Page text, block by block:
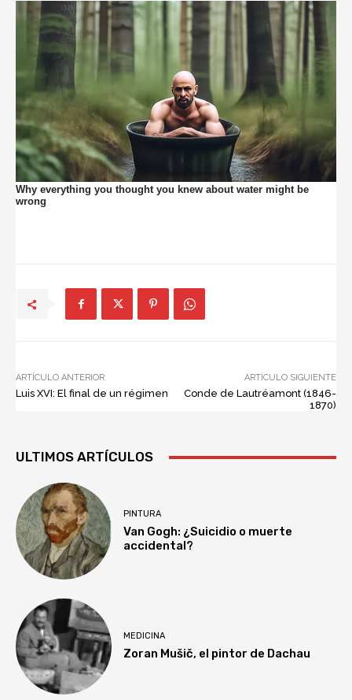
ARTÍCULO ANTERIOR
Luis XVI: El final de un régimen
ARTÍCULO SIGUIENTE
Conde de Lautréamont (1846-
1870)
ULTIMOS ARTÍCULOS
PINTURA
Van Gogh: ¿Suicidio o muerte
accidental?
MEDICINA
Zoran Mušič, el pintor de Dachau